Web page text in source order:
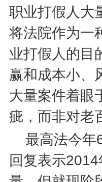
职业打假人大
将法院作为一
业打假人的目
赢和成本小、
大量案件着眼
疵，而非对老
最高法今年
回复表示2014